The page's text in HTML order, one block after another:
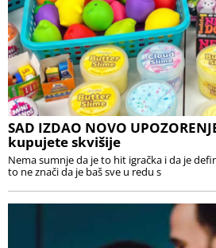
SAD IZDAO NOVO
kupujete skvišije
Nema sumnje da je to hit igračka i da je
to ne znači da je baš sve u redu s